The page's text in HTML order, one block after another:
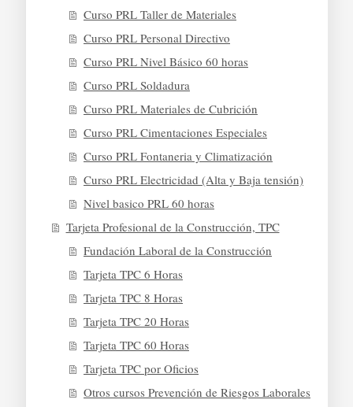
Curso PRL Taller de Materiales
Curso PRL Personal Directivo
Curso PRL Nivel Básico 60 horas
Curso PRL Soldadura
Curso PRL Materiales de Cubrición
Curso PRL Cimentaciones Especiales
Curso PRL Fontaneria y Climatización
Curso PRL Electricidad (Alta y Baja tensión)
Nivel basico PRL 60 horas
Tarjeta Profesional de la Construcción, TPC
Fundación Laboral de la Construcción
Tarjeta TPC 6 Horas
Tarjeta TPC 8 Horas
Tarjeta TPC 20 Horas
Tarjeta TPC 60 Horas
Tarjeta TPC por Oficios
Otros cursos Prevención de Riesgos Laborales